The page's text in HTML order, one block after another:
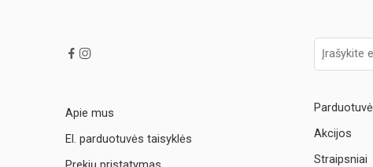
Apie mus
El. parduotuvės taisyklės
Parduotuvė
Akcijos
Straipsniai